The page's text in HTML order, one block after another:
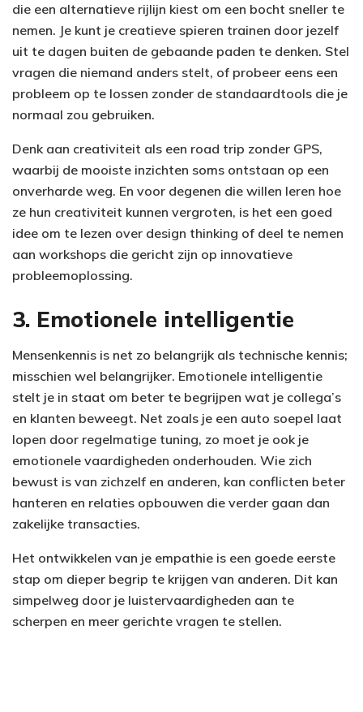
die een alternatieve rijlijn kiest om een bocht sneller te
nemen. Je kunt je creatieve spieren trainen door jezelf
uit te dagen buiten de gebaande paden te denken. Stel
vragen die niemand anders stelt, of probeer eens een
probleem op te lossen zonder de standaardtools die je
normaal zou gebruiken.
Denk aan creativiteit als een road trip zonder GPS,
waarbij de mooiste inzichten soms ontstaan op een
onverharde weg. En voor degenen die willen leren hoe
ze hun creativiteit kunnen vergroten, is het een goed
idee om te lezen over design thinking of deel te nemen
aan workshops die gericht zijn op innovatieve
probleemoplossing.
3. Emotionele intelligentie
Mensenkennis is net zo belangrijk als technische kennis;
misschien wel belangrijker. Emotionele intelligentie
stelt je in staat om beter te begrijpen wat je collega’s
en klanten beweegt. Net zoals je een auto soepel laat
lopen door regelmatige tuning, zo moet je ook je
emotionele vaardigheden onderhouden. Wie zich
bewust is van zichzelf en anderen, kan conflicten beter
hanteren en relaties opbouwen die verder gaan dan
zakelijke transacties.
Het ontwikkelen van je empathie is een goede eerste
stap om dieper begrip te krijgen van anderen. Dit kan
simpelweg door je luistervaardigheden aan te
scherpen en meer gerichte vragen te stellen.